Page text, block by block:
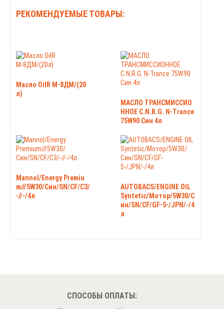
РЕКОМЕНДУЕМЫЕ ТОВАРЫ:
Масло OilR М-8ДМ/(20
л)
МАСЛО ТРАНСМИССИО
ННОЕ C.N.R.G. N-Trance
75W90 Син 4л
Mannol/Energy Рremiu
m///5W30/Син/SN/CF/C3/
-//-/4л
AUTOBACS/ENGINE OIL
Syntetic/Мотор/5W30/С
ин/SN/CF/GF-5-/JPN/-/4
л
СПОСОБЫ ОПЛАТЫ: